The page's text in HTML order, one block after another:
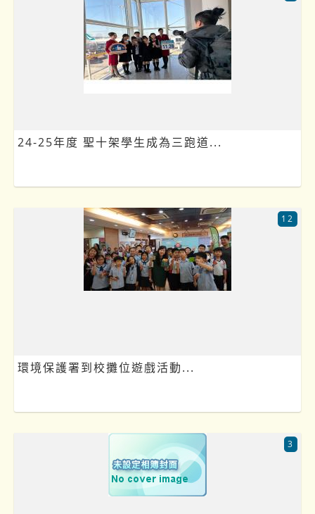
24-25年度 聖十架學生成為三跑道...
環境保護署到校攤位遊戲活動...
12
3